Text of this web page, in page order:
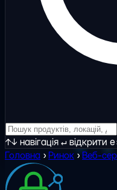
↑↓ навігація↵відкрити
Головна ›Ринок › Веб-